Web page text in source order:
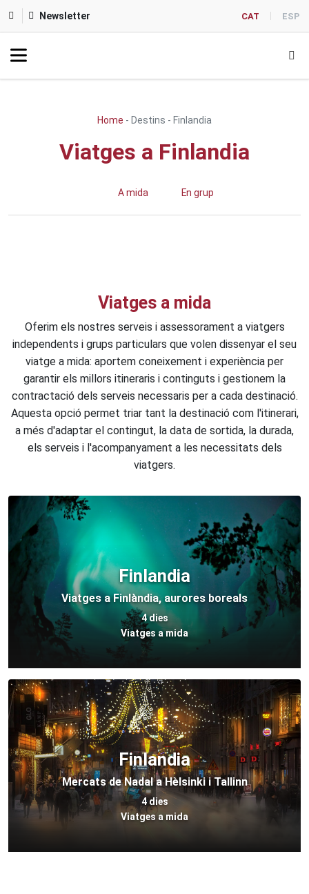
Newsletter CAT ESP
Home - Destins - Finlandia
Viatges a Finlandia
A mida En grup
Viatges a mida
Oferim els nostres serveis i assessorament a viatgers
independents i grups particulars que volen dissenyar el seu
viatge a mida: aportem coneixement i experiència per
garantir els millors itineraris i continguts i gestionem la
contractació dels serveis necessaris per a cada destinació.
Aquesta opció permet triar tant la destinació com l'itinerari,
a més d'adaptar el contingut, la data de sortida, la durada,
els serveis i l'acompanyament a les necessitats dels
viatgers.
Finlandia
Viatges a Finlàndia, aurores boreals
4 dies
Viatges a mida
Finlandia
Mercats de Nadal a Hèlsinki i Tallinn
4 dies
Viatges a mida